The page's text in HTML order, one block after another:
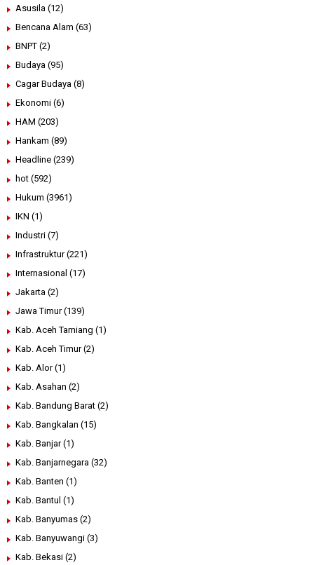
Asusila (12)
Bencana Alam (63)
BNPT (2)
Budaya (95)
Cagar Budaya (8)
Ekonomi (6)
HAM (203)
Hankam (89)
Headline (239)
hot (592)
Hukum (3961)
IKN (1)
Industri (7)
Infrastruktur (221)
Internasional (17)
Jakarta (2)
Jawa Timur (139)
Kab. Aceh Tamiang (1)
Kab. Aceh Timur (2)
Kab. Alor (1)
Kab. Asahan (2)
Kab. Bandung Barat (2)
Kab. Bangkalan (15)
Kab. Banjar (1)
Kab. Banjarnegara (32)
Kab. Banten (1)
Kab. Bantul (1)
Kab. Banyumas (2)
Kab. Banyuwangi (3)
Kab. Bekasi (2)